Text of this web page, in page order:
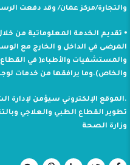
والتجارة/مركز عمان/ وقد دفعت
⦁ تقديم الخدمة المعلوماتية من
المرضى في الداخل و الخارج مع
والمستشفيات والأطباء( في
والخاص).وما يرافقها من خدمات
.الموقع الإلكتروني سيؤمن لإدارة
تطوير القطاع الطبي والعلاجي
وزارة الصحة